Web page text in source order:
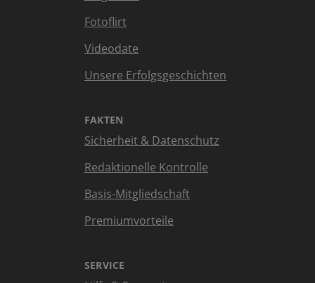
Fotoflirt
Videodate
Unsere Erfolgsgeschichten
FAKTEN
Sicherheit & Datenschutz
Redaktionelle Kontrolle
Basis-Mitgliedschaft
Premiumvorteile
SERVICE